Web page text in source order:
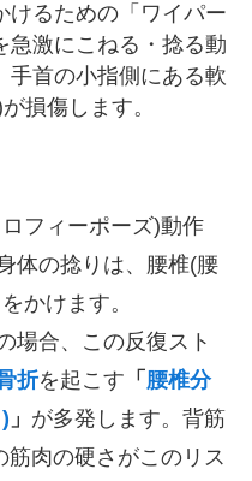
けるための「ワイパー
急激にこねる・捻る動
手首の小指側にある軟
損傷します。
フィーポーズ)動作
体の捻りは、腰椎(腰
かけます。
場合、この反復スト
折を起こす 「 腰椎分
」 が多発します。背筋
肉の硬さがこのリス